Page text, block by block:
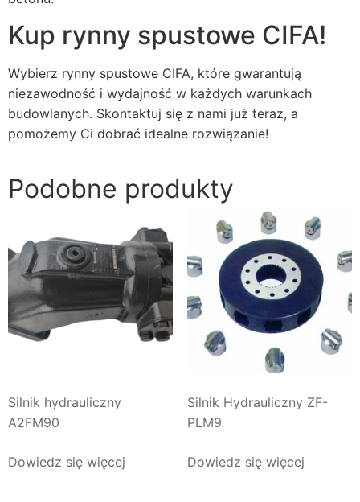
Kup rynny spustowe CIFA!
Wybierz rynny spustowe CIFA, które gwarantują
niezawodność i wydajność w każdych warunkach
budowlanych. Skontaktuj się z nami już teraz, a
pomożemy Ci dobrać idealne rozwiązanie!
Podobne produkty
Silnik hydrauliczny
A2FM90
Dowiedz się więcej
Silnik Hydrauliczny ZF-
PLM9
Dowiedz się więcej